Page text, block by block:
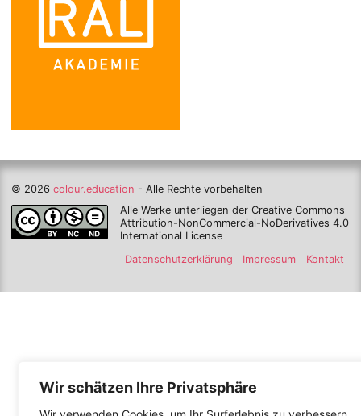
Wir schätzen Ihre Privatsphäre
© 2026 colour.education - Alle Rechte vorbehalten
Alle Werke unterliegen der Creative Commons
Attribution-NonCommercial-NoDerivatives 4.0
International License
Datenschutzerklärung
Impressum Kontakt